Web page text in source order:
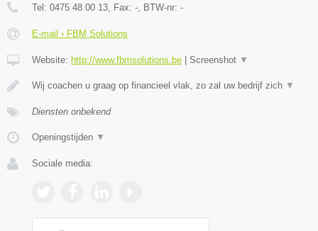
Tel: 0475 48 00 13, Fax: -, BTW-nr: -
E-mail › FBM Solutions
Website: http://www.fbmsolutions.be Screenshot ▼
Wij coachen u graag op financieel vlak, zo zal uw bedrijf zich ▼
Diensten onbekend
Openingstijden ▼
Sociale media: